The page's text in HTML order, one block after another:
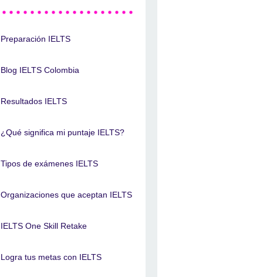
Preparación IELTS
Blog IELTS Colombia
Resultados IELTS
¿Qué significa mi puntaje IELTS?
Tipos de exámenes IELTS
Organizaciones que aceptan IELTS
IELTS One Skill Retake
Logra tus metas con IELTS